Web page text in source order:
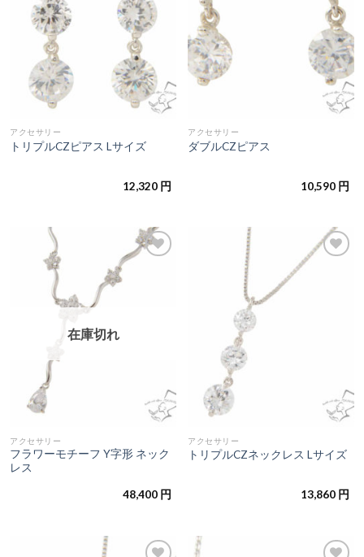
アクセサリー
トリプルCZピアス Lサイズ
12,320 円
アクセサリー
ダブルCZピアス
10,590 円
在庫切れ
アクセサリー
フラワーモチーフ Y字形 ネック
レス
48,400 円
アクセサリー
トリプルCZネックレス Lサイズ
13,860 円